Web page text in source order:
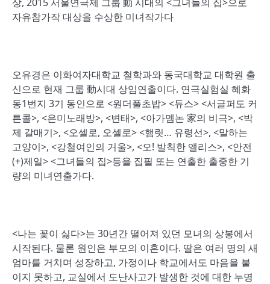
자유참가작 대상을 수상한 미녀작가다
오유경은 이화여자대학교 철학과와 동국대학교 대학원 출
신으로 현재 그룹 動시대 상임연출이다. 연극실험실 혜화
동1번지 3기 동인으로 <원더풀초밥> <듀스> <서글퍼도 커
튼콜>, <은미노래방>, <변태>, <아가멤논 家의 비극>, <박
제 갈매기>, <오셀로, 오셀로> <햄릿… 유령선>, <말하는
고양이>, <강철여인의 거울>, <오! 발칙한 앨리스>, <안전
(+)제일> <그녀들의 집>등을 집필 또는 연출한 출중한 기
량의 미녀연출가다.
<나는 꽃이 싫다>는 30년간 떨어져 있던 모녀의 상봉에서
시작된다. 물론 원인은 부모의 이혼이다. 딸은 여러 명의 새
엄마를 거치며 성장하고, 가정이나 학교에서도 마음을 붙
이지 못하고, 교실에서 도난사고가 발생한 것에 대한 누명